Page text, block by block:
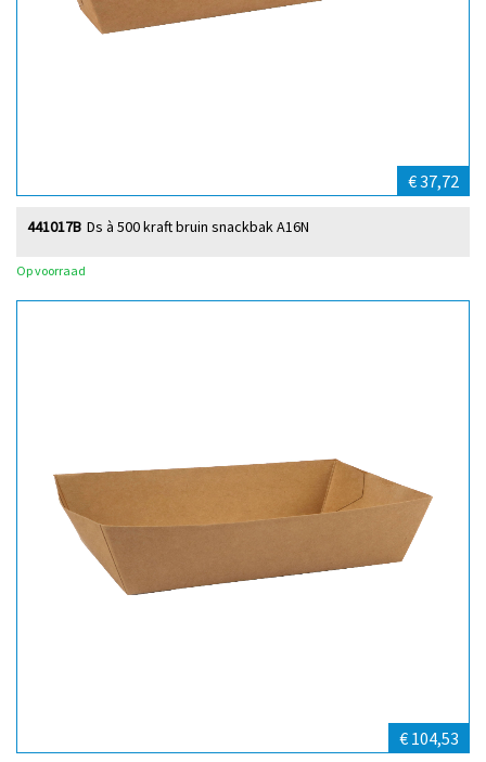
€ 37,72
Ds à 500 kraft bruin snackbak A16N
441017B
Op voorraad
€ 104,53